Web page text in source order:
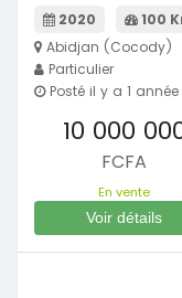
2020
100
Abidjan (Cocody)
Particulier
Posté il y a 1 année
10 000
FCFA
En vente
Voir détails